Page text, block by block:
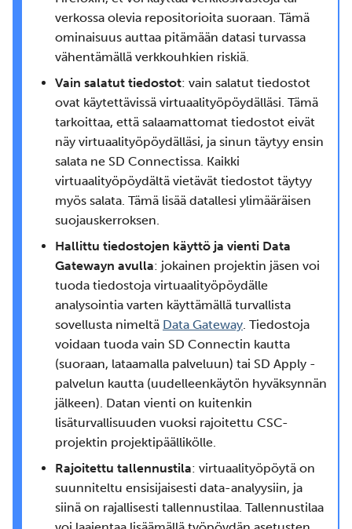
verkossa olevia repositorioita suoraan. Tämä
ominaisuus auttaa pitämään datasi turvassa
vähentämällä verkkouhkien riskiä.
Vain salatut tiedostot: vain salatut tiedostot
ovat käytettävissä virtuaalityöpöydälläsi. Tämä
tarkoittaa, että salaamattomat tiedostot eivät
näy virtuaalityöpöydälläsi, ja sinun täytyy ensin
salata ne SD Connectissa. Kaikki
virtuaalityöpöydältä vietävät tiedostot täytyy
myös salata. Tämä lisää datallesi ylimääräisen
suojauskerroksen.
Hallittu tiedostojen käyttö ja vienti Data
Gatewayn avulla: jokainen projektin jäsen voi
tuoda tiedostoja virtuaalityöpöydälle
analysointia varten käyttämällä turvallista
sovellusta nimeltä Data Gateway . Tiedostoja
voidaan tuoda vain SD Connectin kautta
(suoraan, lataamalla palveluun) tai SD Apply -
palvelun kautta (uudelleenkäytön hyväksynnän
jälkeen). Datan vienti on kuitenkin
lisäturvallisuuden vuoksi rajoitettu CSC-
projektin projektipäällikölle.
Rajoitettu tallennustila: virtuaalityöpöytä on
suunniteltu ensisijaisesti data-analyysiin, ja
siinä on rajallisesti tallennustilaa. Tallennustilaa